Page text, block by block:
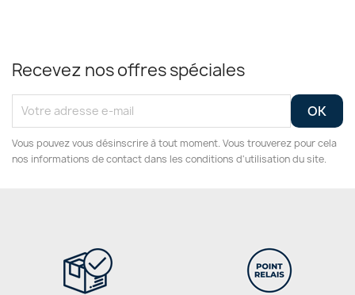
Recevez nos offres spéciales
Vous pouvez vous désinscrire à tout moment. Vous trouverez pour cela
nos informations de contact dans les conditions d'utilisation du site.